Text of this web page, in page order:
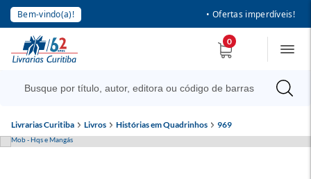
Bem-vindo(a)! • Ofertas imperdíveis!
0
Livrarias Curitiba Livros Histórias em Quadrinhos 969